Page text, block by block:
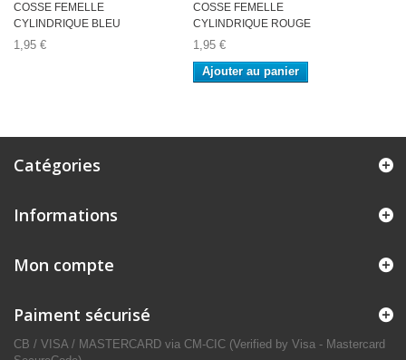
COSSE FEMELLE
CYLINDRIQUE BLEU
1,95 €
COSSE FEMELLE
CYLINDRIQUE ROUGE
1,95 €
Ajouter au panier
Catégories
Informations
Mon compte
Paiment sécurisé
CB / VISA / MASTERCARD via CM-CIC (Verified by Visa - Mastercard